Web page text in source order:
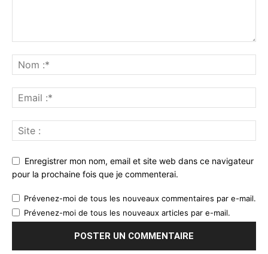
Enregistrer mon nom, email et site web dans ce navigateur
pour la prochaine fois que je commenterai.
Prévenez-moi de tous les nouveaux commentaires par e-mail.
Prévenez-moi de tous les nouveaux articles par e-mail.